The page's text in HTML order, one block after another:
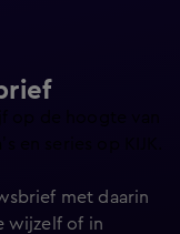
met daarin
wijzelf of in